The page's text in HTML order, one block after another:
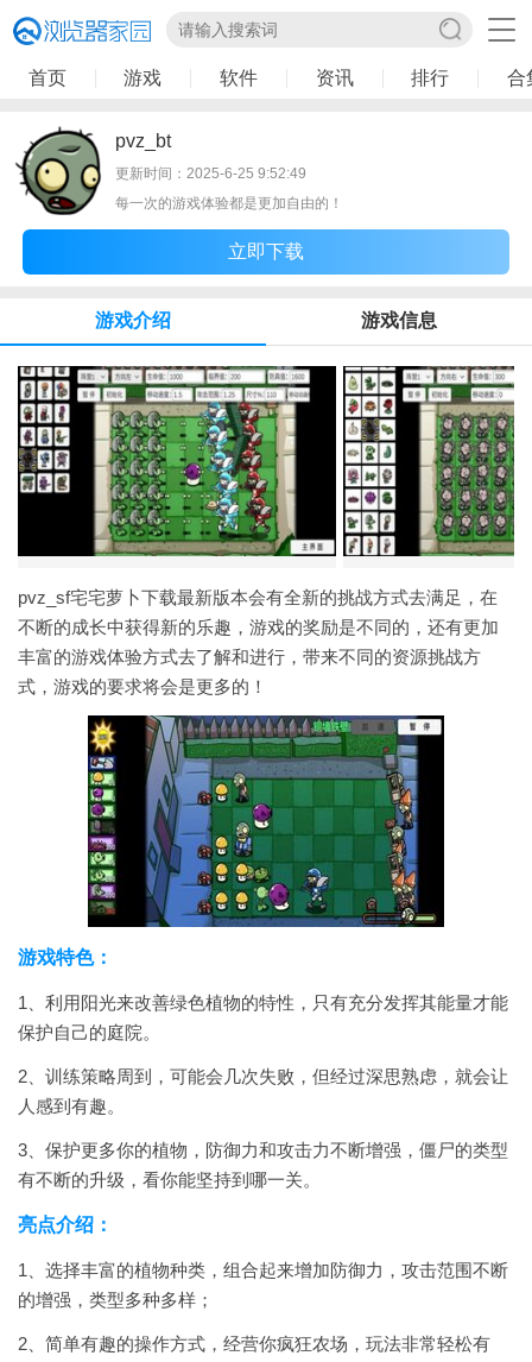
首页 游戏 软件 资讯 排行 合
pvz_bt
更新时间：2025-6-25 9:52:49
每一次的游戏体验都是更加自由的！
立即下载
游戏介绍 游戏信息
pvz_sf宅宅萝卜下载最新版本会有全新的挑战方式去满足，在
不断的成长中获得新的乐趣，游戏的奖励是不同的，还有更加
丰富的游戏体验方式去了解和进行，带来不同的资源挑战方
式，游戏的要求将会是更多的！
游戏特色：
1、利用阳光来改善绿色植物的特性，只有充分发挥其能量才能
保护自己的庭院。
2、训练策略周到，可能会几次失败，但经过深思熟虑，就会让
人感到有趣。
3、保护更多你的植物，防御力和攻击力不断增强，僵尸的类型
有不断的升级，看你能坚持到哪一关。
亮点介绍：
1、选择丰富的植物种类，组合起来增加防御力，攻击范围不断
的增强，类型多种多样；
2、简单有趣的操作方式，经营你疯狂农场，玩法非常轻松有